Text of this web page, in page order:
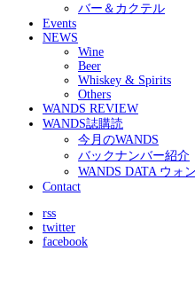
バー＆カクテル
Events
NEWS
Wine
Beer
Whiskey & Spirits
Others
WANDS REVIEW
WANDS誌購読
今月のWANDS
バックナンバー紹介
WANDS DATA ウォ
Contact
rss
twitter
facebook